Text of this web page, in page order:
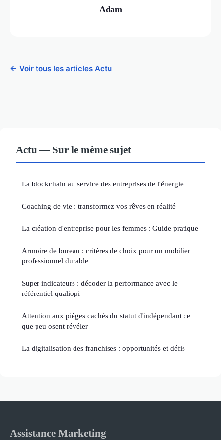
Adam
← Voir tous les articles Actu
Actu — Sur le même sujet
La blockchain au service des entreprises de l'énergie
Coaching de vie : transformez vos rêves en réalité
La création d'entreprise pour les femmes : Guide pratique
Armoire de bureau : critères de choix pour un mobilier
professionnel durable
Super indicateurs : décoder la performance avec le
référentiel qualiopi
Attention aux pièges cachés du statut d'indépendant ce
que peu osent révéler
La digitalisation des franchises : opportunités et défis
Assistance Marketing